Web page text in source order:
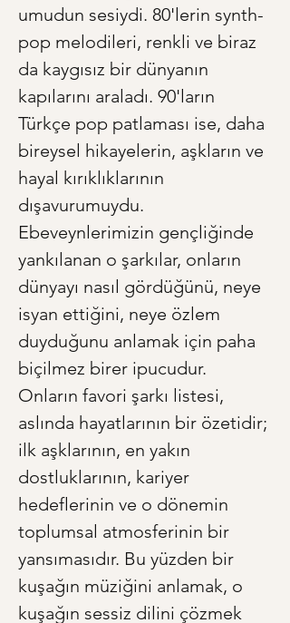
umudun sesiydi. 80'lerin synth-
pop melodileri, renkli ve biraz
da kaygısız bir dünyanın
kapılarını araladı. 90'ların
Türkçe pop patlaması ise, daha
bireysel hikayelerin, aşkların ve
hayal kırıklıklarının
dışavurumuydu.
Ebeveynlerimizin gençliğinde
yankılanan o şarkılar, onların
dünyayı nasıl gördüğünü, neye
isyan ettiğini, neye özlem
duyduğunu anlamak için paha
biçilmez birer ipucudur.
Onların favori şarkı listesi,
aslında hayatlarının bir özetidir;
ilk aşklarının, en yakın
dostluklarının, kariyer
hedeflerinin ve o dönemin
toplumsal atmosferinin bir
yansımasıdır. Bu yüzden bir
kuşağın müziğini anlamak, o
kuşağın sessiz dilini çözmek